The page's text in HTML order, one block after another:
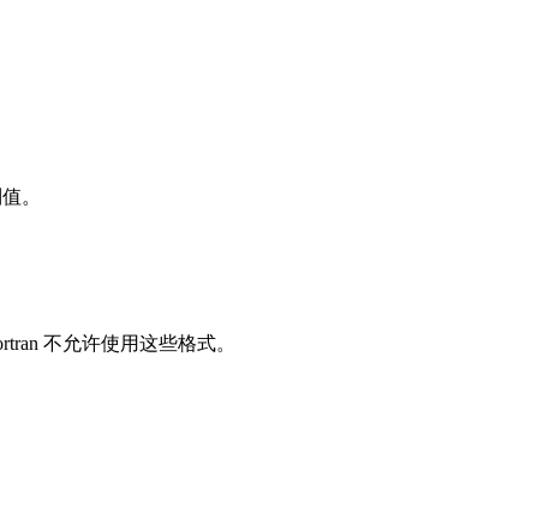
。
不允许使用这些格式。